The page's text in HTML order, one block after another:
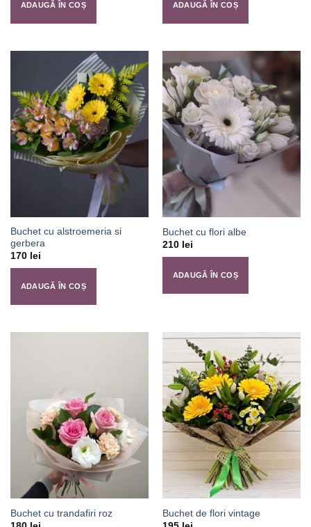
ADAUGĂ ÎN COȘ ADAUGĂ ÎN COȘ
Buchet cu alstroemeria si
gerbera
170 lei
ADAUGĂ ÎN COȘ
Buchet cu flori albe
210 lei
ADAUGĂ ÎN COȘ
Buchet cu trandafiri roz
Buchet de flori vintage